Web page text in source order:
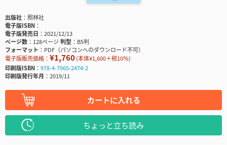
出版社
照林社
電子版ISBN
電子版発売日
2021/12/13
ページ数
128ページ判型
B5判
フォーマット
PDF（パソコンへのダウンロード不可）
電子版販売価格： ¥1,760(本体¥1,600＋税10％)
印刷版ISBN
978-4-7965-2474-2
印刷版発行年月
2019/11
カートに入れる
ちょっと立ち読み